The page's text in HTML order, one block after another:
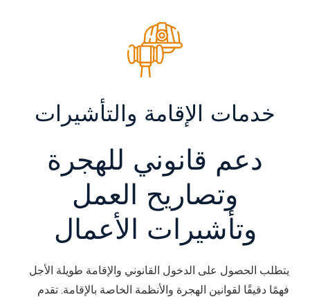
خدمات الإقامة والتأشيرات
دعم قانوني للهجرة
وتصاريح العمل
وتأشيرات الأعمال
يتطلب الحصول على الدخول القانوني والإقامة طويلة الأجل
فهمًا دقيقًا لقوانين الهجرة والأنظمة الخاصة بالإقامة. تقدم